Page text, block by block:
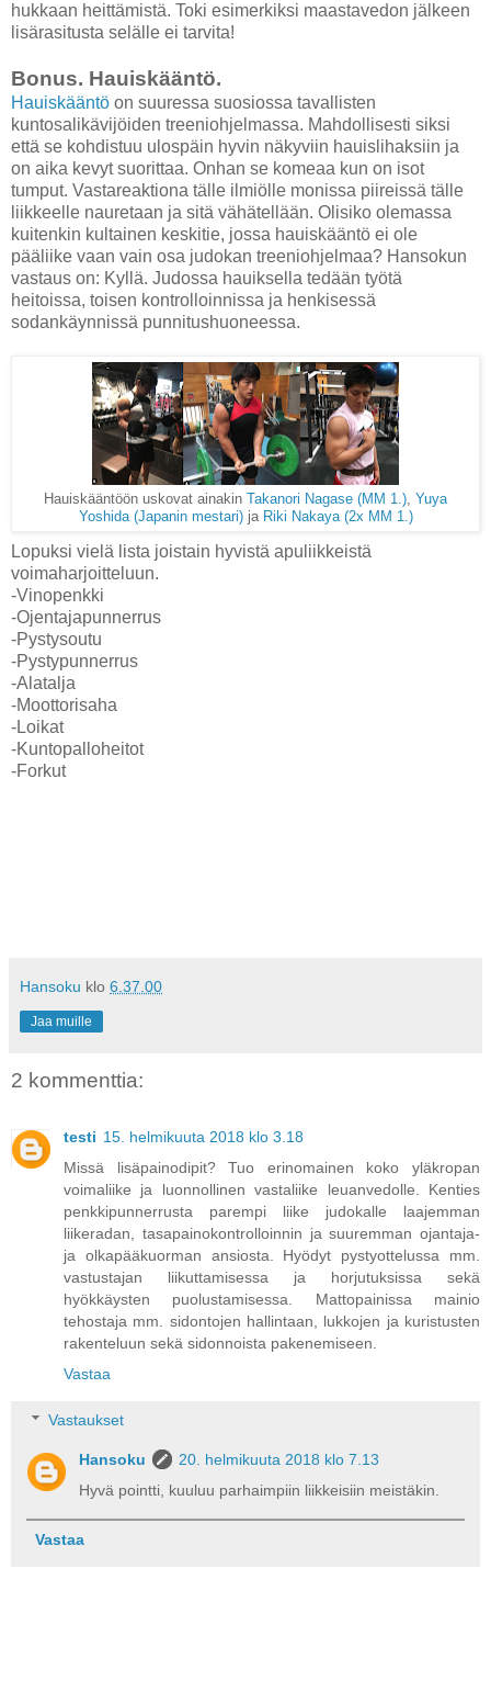
hukkaan heittämistä. Toki esimerkiksi maastavedon jälkeen
lisärasitusta selälle ei tarvita!
Bonus. Hauiskääntö.
Hauiskääntö on suuressa suosiossa tavallisten
kuntosalikävijöiden treeniohjelmassa. Mahdollisesti siksi
että se kohdistuu ulospäin hyvin näkyviin hauislihaksiin ja
on aika kevyt suorittaa. Onhan se komeaa kun on isot
tumput. Vastareaktiona tälle ilmiölle monissa piireissä tälle
liikkeelle nauretaan ja sitä vähätellään. Olisiko olemassa
kuitenkin kultainen keskitie, jossa hauiskääntö ei ole
pääliike vaan vain osa judokan treeniohjelmaa? Hansokun
vastaus on: Kyllä. Judossa hauiksella tedään työtä
heitoissa, toisen kontrolloinnissa ja henkisessä
sodankäynnissä punnitushuoneessa.
Hauiskääntöön uskovat ainakin Takanori Nagase (MM 1.), Yuya
Yoshida (Japanin mestari)ja Riki Nakaya (2x MM 1.)
Lopuksi vielä lista joistain hyvistä apuliikkeistä
voimaharjoitteluun.
-Vinopenkki
-Ojentajapunnerrus
-Pystysoutu
-Pystypunnerrus
-Alatalja
-Moottorisaha
-Loikat
-Kuntopalloheitot
-Forkut
Hansoku klo 6.37.00
Jaa muille
2 kommenttia:
testi 15. helmikuuta 2018 klo 3.18
Missä lisäpainodipit? Tuo erinomainen koko yläkropan
voimaliike ja luonnollinen vastaliike leuanvedolle. Kenties
penkkipunnerrusta parempi liike judokalle laajemman
liikeradan, tasapainokontrolloinnin ja suuremman ojantaja-
ja olkapääkuorman ansiosta. Hyödyt pystyottelussa mm.
vastustajan liikuttamisessa ja horjutuksissa sekä
hyökkäysten puolustamisessa. Mattopainissa mainio
tehostaja mm. sidontojen hallintaan, lukkojen ja kuristusten
rakenteluun sekä sidonnoista pakenemiseen.
Vastaa
Vastaukset
Hansoku
20. helmikuuta 2018 klo 7.13
Hyvä pointti, kuuluu parhaimpiin liikkeisiin meistäkin.
Vastaa